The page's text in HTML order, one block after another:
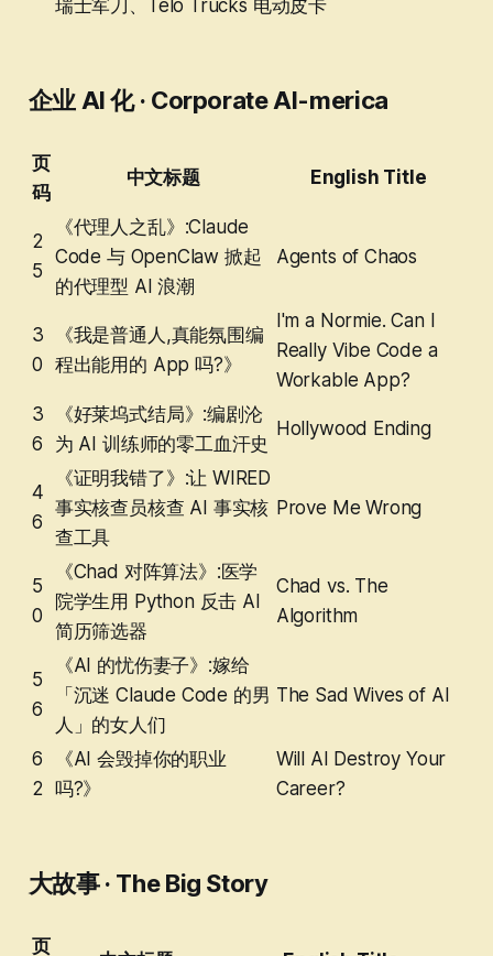
瑞士军刀、Telo Trucks 电动皮卡
企业 AI 化 · Corporate AI-merica
页
码
中文标题 English Title
2
5
《代理人之乱》:Claude
Code 与 OpenClaw 掀起
的代理型 AI 浪潮
Agents of Chaos
3
0
《我是普通人,真能氛围编
程出能用的 App 吗?》
I'm a Normie. Can I
Really Vibe Code a
Workable App?
3
6
《好莱坞式结局》:编剧沦
为 AI 训练师的零工血汗史
Hollywood Ending
4
6
《证明我错了》:让 WIRED
事实核查员核查 AI 事实核
查工具
Prove Me Wrong
5
0
《Chad 对阵算法》:医学
院学生用 Python 反击 AI
简历筛选器
Chad vs. The
Algorithm
5
6
《AI 的忧伤妻子》:嫁给
「沉迷 Claude Code 的男
人」的女人们
The Sad Wives of AI
6
2
《AI 会毁掉你的职业
吗?》
Will AI Destroy Your
Career?
大故事 · The Big Story
页